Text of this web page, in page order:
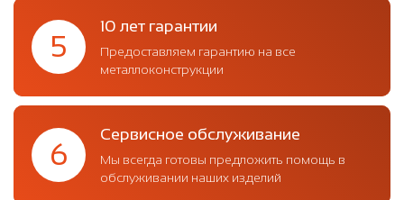
5
10 лет гарантии
Предоставляем гарантию на все
металлоконструкции
6
Сервисное обслуживание
Мы всегда готовы предложить помощь в
обслуживании наших изделий